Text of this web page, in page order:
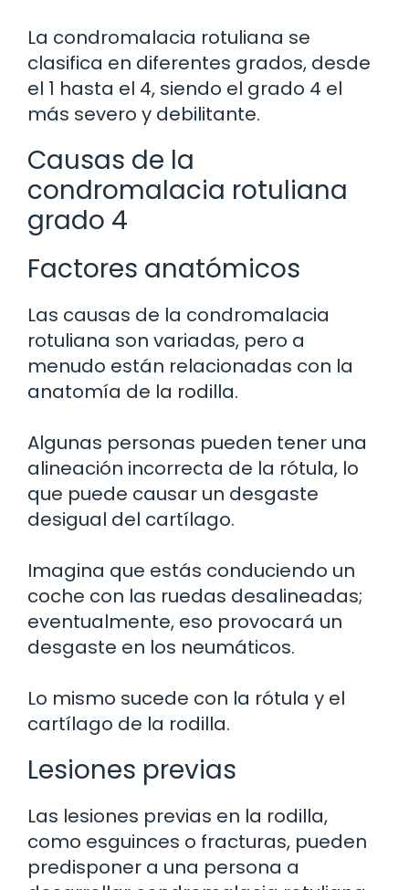
La condromalacia rotuliana se
clasifica en diferentes grados, desde
el 1 hasta el 4, siendo el grado 4 el
más severo y debilitante.
Causas de la
condromalacia rotuliana
grado 4
Factores anatómicos
Las causas de la condromalacia
rotuliana son variadas, pero a
menudo están relacionadas con la
anatomía de la rodilla.
Algunas personas pueden tener una
alineación incorrecta de la rótula, lo
que puede causar un desgaste
desigual del cartílago.
Imagina que estás conduciendo un
coche con las ruedas desalineadas;
eventualmente, eso provocará un
desgaste en los neumáticos.
Lo mismo sucede con la rótula y el
cartílago de la rodilla.
Lesiones previas
Las lesiones previas en la rodilla,
como esguinces o fracturas, pueden
predisponer a una persona a